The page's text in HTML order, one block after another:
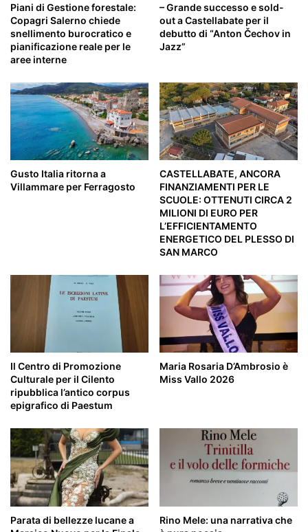
Piani di Gestione forestale:
Copagri Salerno chiede
snellimento burocratico e
pianificazione reale per le
aree interne
– Grande successo e sold-
out a Castellabate per il
debutto di “Anton Čechov in
Jazz”
Gusto Italia ritorna a
Villammare per Ferragosto
CASTELLABATE, ANCORA
FINANZIAMENTI PER LE
SCUOLE: OTTENUTI CIRCA 2
MILIONI DI EURO PER
L’EFFICIENTAMENTO
ENERGETICO DEL PLESSO DI
SAN MARCO
Il Centro di Promozione
Culturale per il Cilento
ripubblica l’antico corpus
epigrafico di Paestum
Maria Rosaria D’Ambrosio è
Miss Vallo 2026
Parata di bellezze lucane a
Rino Mele: una narrativa che